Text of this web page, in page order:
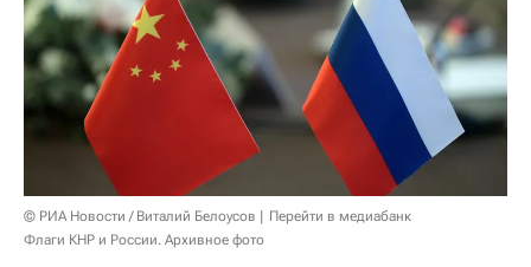
© РИА Новости / Виталий Белоусов
Перейти в медиабанк
Флаги КНР и России. Архивное фото